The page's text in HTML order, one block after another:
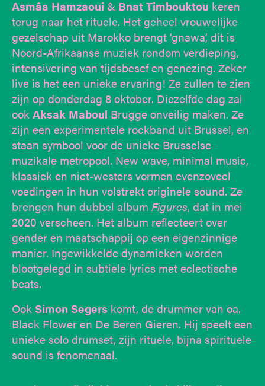
Asmâa Hamzaoui & Bnat Timbouktou keren
terug naar het rituele. Het geheel vrouwelijke
gezelschap uit Marokko brengt ‘gnawa’, dit is
Noord-Afrikaanse muziek rondom verdieping,
intensivering van tijdsbesef en genezing. Zeker
live is het een unieke ervaring! Ze zullen te zien
zijn op donderdag 8 oktober. Diezelfde dag zal
ookAksak Maboul Brugge onveilig maken. Ze
zijn een experimentele rockband uit Brussel, en
staan symbool voor de unieke Brusselse
muzikale metropool. New wave, minimal music,
klassiek en niet-westers vormen evenzoveel
voedingen in hun volstrekt originele sound. Ze
brengen hun dubbel album Figures, dat in mei
2020 verscheen. Het album reflecteert over
gender en maatschappij op een eigenzinnige
manier. Ingewikkelde dynamieken worden
blootgelegd in subtiele lyrics met eclectische
beats.
OokSimon Segers komt, de drummer van oa.
Black Flower en De Beren Gieren. Hij speelt een
unieke solo drumset, zijn rituele, bijna spirituele
sound is fenomenaal.